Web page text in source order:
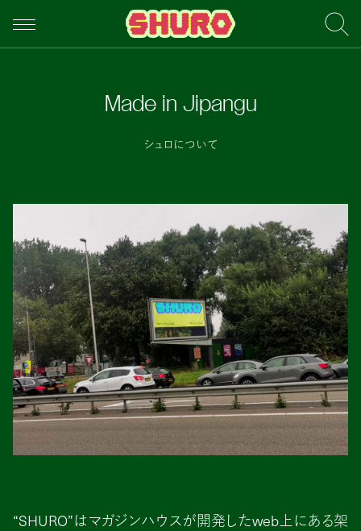
Made in Jipangu
シュロについて
“SHURO”はマガジンハウスが開発したweb上にある架